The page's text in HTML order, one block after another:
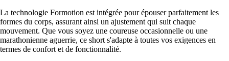
La technologie Formotion est intégrée pour épouser parfaitement les
formes du corps, assurant ainsi un ajustement qui suit chaque
mouvement. Que vous soyez une coureuse occasionnelle ou une
marathonienne aguerrie, ce short s'adapte à toutes vos exigences en
termes de confort et de fonctionnalité.